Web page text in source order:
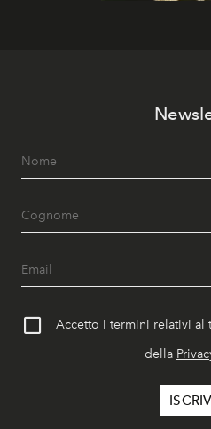
Accetto i termini relativi al
della